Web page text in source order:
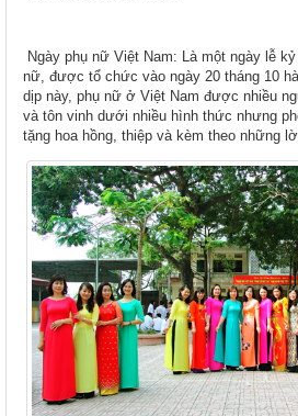
Ngày phụ nữ Việt Nam: Là một ngày lễ
nữ, được tổ chức vào ngày 20 tháng 10
dịp này, phụ nữ ở Việt Nam được nhiều
và tôn vinh dưới nhiều hình thức nhưng
tặng hoa hồng, thiệp và kèm theo những